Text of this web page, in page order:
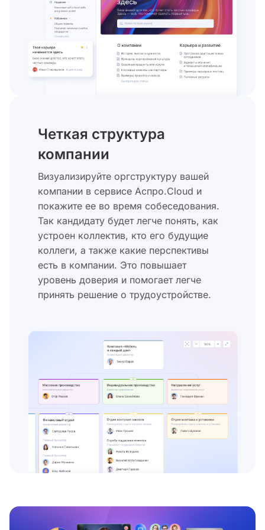
Четкая структура
компании
Визуализируйте оргструктуру вашей
компании в сервисе Аспро.Cloud и
покажите ее во время собеседования.
Так кандидату будет легче понять, как
устроен коллектив, кто его будущие
коллеги, а также какие перспективы
есть в компании. Это повышает
уровень доверия и помогает легче
принять решение о трудоустройстве.